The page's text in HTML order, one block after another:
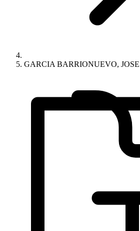
GARCIA BARRIONUEVO,